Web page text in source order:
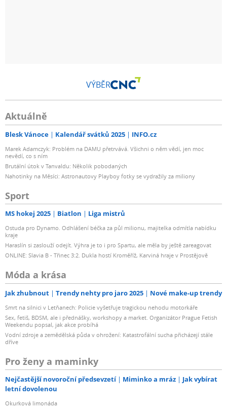
VÝBĚR
Aktuálně
Blesk Vánoce Kalendář svátků 2025 INFO.cz
Marek Adamczyk: Problém na DAMU přetrvává. Všichni o něm vědí, jen moc
nevědí, co s ním
Brutální útok v Tanvaldu: Několik pobodaných
Nahotinky na Měsíci: Astronautovy Playboy fotky se vydražily za miliony
Sport
MS hokej 2025 Biatlon Liga mistrů
Ostuda pro Dynamo. Odhlášení béčka za půl milionu, majitelka odmítla nabídku
kraje
Haraslín si zaslouží odejít. Výhra je to i pro Spartu, ale měla by ještě zareagovat
ONLINE: Slavia B - Třinec 3:2. Dukla hostí Kroměříž, Karviná hraje v Prostějově
Móda a krása
Jak zhubnout Trendy nehty pro jaro 2025 Nové make-up trendy
Smrt na silnici v Letňanech: Policie vyšetřuje tragickou nehodu motorkáře
Sex, fetiš, BDSM, ale i přednášky, workshopy a market. Organizátor Prague Fetish
Weekendu popsal, jak akce probíhá
Vodní zdroje a zemědělská půda v ohrožení: Katastrofální sucha přicházejí stále
dříve
Pro ženy a maminky
Nejčastější novoroční předsevzetí Miminko a mráz
Jak vybírat
letní dovolenou
Okurková limonáda